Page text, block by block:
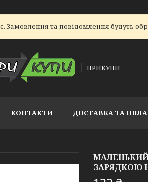
Замовлення та повідомлення будуть
ПРИКУПИ
КОНТАКТИ ДОСТАВКА ТА
МАЛЕНЬКИЙ
ЗАРЯДКОЮ